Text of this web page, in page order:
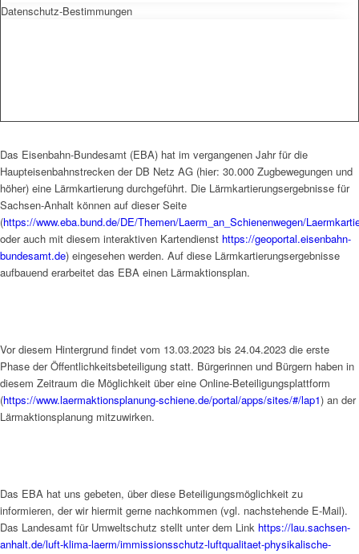
Datenschutz-Bestimmungen
Das Eisenbahn-Bundesamt (EBA) hat im vergangenen Jahr für die
Haupteisenbahnstrecken der DB Netz AG (hier: 30.000 Zugbewegungen und
höher) eine Lärmkartierung durchgeführt. Die Lärmkartierungsergebnisse für
Sachsen-Anhalt können auf dieser Seite
(https://www.eba.bund.de/DE/Themen/Laerm_an_Schienenwegen/
oder auch mit diesem interaktiven Kartendienst https://geoportal.eisenbahn-
bundesamt.de) eingesehen werden. Auf diese Lärmkartierungsergebnisse
aufbauend erarbeitet das EBA einen Lärmaktionsplan.
Vor diesem Hintergrund findet vom 13.03.2023 bis 24.04.2023 die erste
Phase der Öffentlichkeitsbeteiligung statt. Bürgerinnen und Bürgern haben in
diesem Zeitraum die Möglichkeit über eine Online-Beteiligungsplattform
(https://www.laermaktionsplanung-schiene.de/portal/apps/sites/#/lap1) an der
Lärmaktionsplanung mitzuwirken.
Das EBA hat uns gebeten, über diese Beteiligungsmöglichkeit zu
informieren, der wir hiermit gerne nachkommen (vgl. nachstehende E-Mail).
Das Landesamt für Umweltschutz stellt unter dem Link https://lau.sachsen-
anhalt.de/luft-klima-laerm/immissionsschutz-luftqualitaet-physikalische-